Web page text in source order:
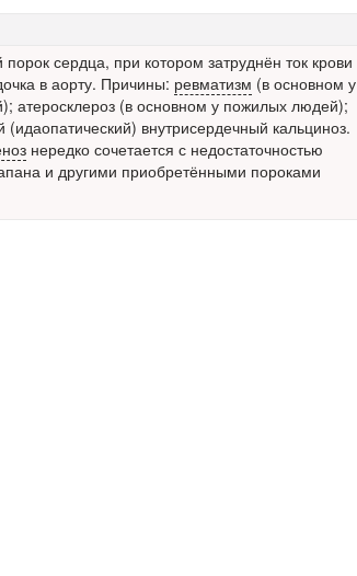
сердца, при котором затруднён ток крови
в аорту. Причины: ревматизм (в основном у
атеросклероз (в основном у пожилых людей);
(идаопатический) внутрисердечный кальциноз.
нередко сочетается с недостаточностью
и другими приобретёнными пороками